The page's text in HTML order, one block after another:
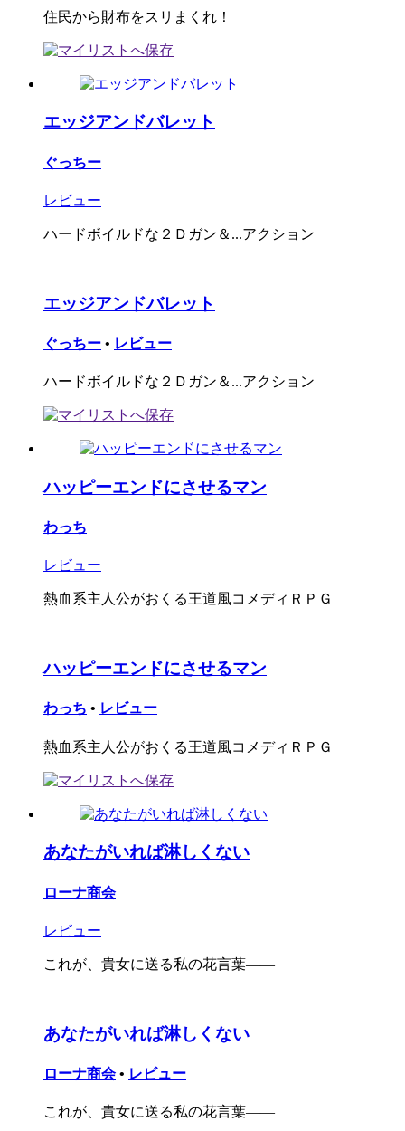
住民から財布をスリまくれ！
エッジアンドバレット
ぐっちー
レビュー
ハードボイルドな２Ｄガン＆...アクション
エッジアンドバレット
ぐっちー • レビュー
ハードボイルドな２Ｄガン＆...アクション
ハッピーエンドにさせるマン
わっち
レビュー
熱血系主人公がおくる王道風コメディＲＰＧ
ハッピーエンドにさせるマン
わっち • レビュー
熱血系主人公がおくる王道風コメディＲＰＧ
あなたがいれば淋しくない
ローナ商会
レビュー
これが、貴女に送る私の花言葉――
あなたがいれば淋しくない
ローナ商会 • レビュー
これが、貴女に送る私の花言葉――